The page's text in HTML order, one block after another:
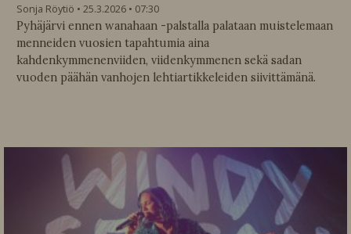
Sonja Röytiö 25.3.2026
07:30
Pyhäjärvi ennen wanahaan -palstalla palataan muistelemaan
menneiden vuosien tapahtumia aina
kahdenkymmenenviiden, viidenkymmenen sekä sadan
vuoden päähän vanhojen lehtiartikkeleiden siivittämänä.